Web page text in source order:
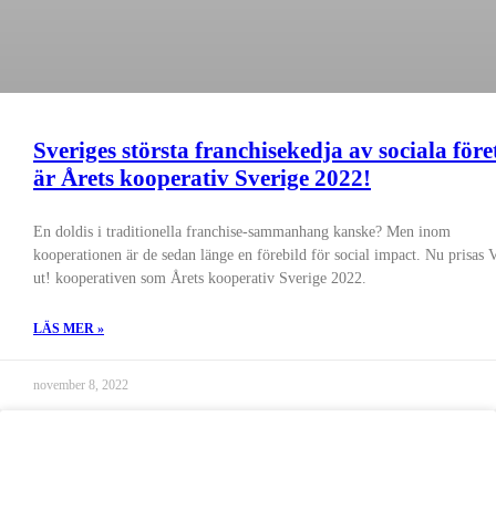
Sveriges största franchisekedja av sociala
är Årets kooperativ Sverige 2022!
En doldis i traditionella franchise-sammanhang kanske? Men inom
kooperationen är de sedan länge en förebild för social impact. Nu prisas
ut! kooperativen som Årets kooperativ Sverige 2022.
LÄS MER »
november 8, 2022